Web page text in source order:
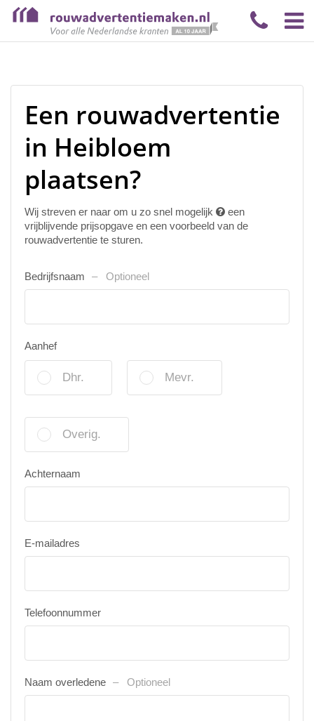
Een rouwadvertentie
in Heibloem
plaatsen?
Wij streven er naar om u zo snel mogelijk
een
vrijblijvende prijsopgave en een voorbeeld van de
rouwadvertentie te sturen.
Bedrijfsnaam Optioneel
Aanhef
Dhr. Mevr.
Overig.
Achternaam
E-mailadres
Telefoonnummer
Naam overledene Optioneel